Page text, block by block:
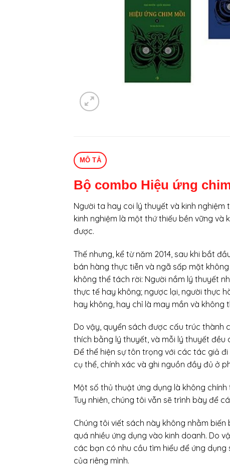
MÔ TẢ
Bộ combo Hiệu ứng
Người ta hay coi lý thuyết và kinh
kinh nghiệm là một thứ thiếu bền vững
được.
Thế nhưng, kể từ năm 2014, sau khi bắt
bán hàng thực tiễn và ngã sấp mặt
không thể tách rời: Người nắm lý thuyết
thực tế hay không; ngược lại, người thực
hay không, hay chỉ là may mắn và không
Do vậy, quyển sách được cấu trúc thành
thích bằng lý thuyết, và mỗi lý thuyết
Để thể hiện sự tôn trọng với các tác giả
cụ thể, chính xác và ghi nguồn đầy đủ ở
Một số thủ thuật ứng dụng là không
Tuy nhiên, chúng tôi vẫn sẽ trình bày để
Chúng tôi viết sách này không nhằm
quá nhiều ứng dụng vào kinh doanh. Do
các bạn có nhu cầu tìm hiểu để ứng
của riêng mình.